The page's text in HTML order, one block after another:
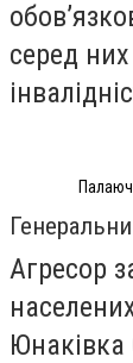
серед
Агресор
Юнаківка